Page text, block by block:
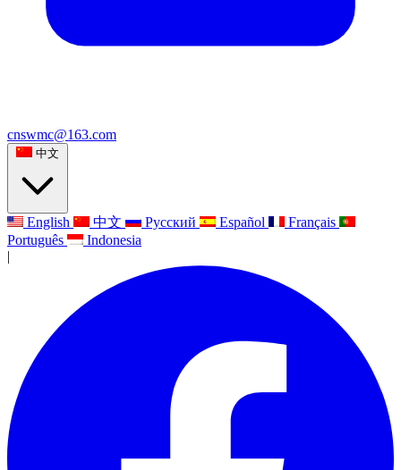
cnswmc@163.com
中文
English 中文 Русский Español
Français
Português
Indonesia
|